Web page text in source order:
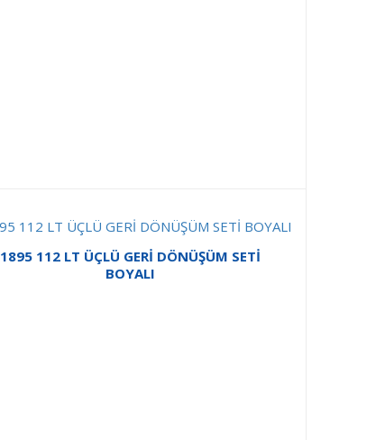
1895 112 LT ÜÇLÜ GERİ DÖNÜŞÜM SETİ
BOYALI